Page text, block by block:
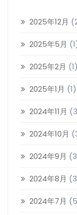
2025年12月
2025年5月
2025年2月 (1)
2025年1月 (1)
2024年11月
2024年10月
2024年9月
2024年8月
2024年7月